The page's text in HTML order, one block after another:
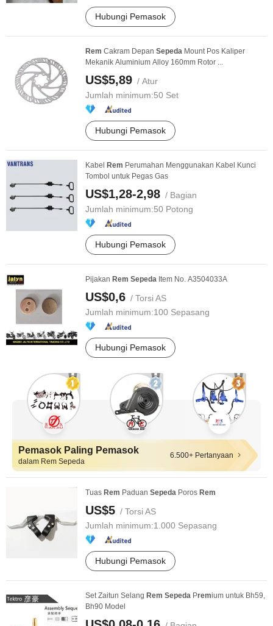
Hubungi Pemasok
Rem Cakram Depan Sepeda Mount Pos Kaliper
Mekanik Aluminium Alloy 160mm Rotor ...
US$5,89 / Atur
Jumlah minimum:50 Set
Hubungi Pemasok
Kabel Rem Perumahan Menggunakan Kabel Kunci
Tombol untuk Pegas Gas
US$1,28-2,98 / Bagian
Jumlah minimum:50 Potong
Hubungi Pemasok
Pijakan Rem Sepeda Item No. A3504033A
US$0,6 / Torsi AS
Jumlah minimum:100 Sepasang
Hubungi Pemasok
Pemasok Paling Pemasok
dalam Rem Sepeda
6.500+ Pertanyaan
Tuas Rem Paduan Sepeda Poros Rem
US$5 / Torsi AS
Jumlah minimum:1.000 Sepasang
Hubungi Pemasok
Set Zaitun Selang Rem Sepeda Premium untuk Bh59,
Bh90 Model